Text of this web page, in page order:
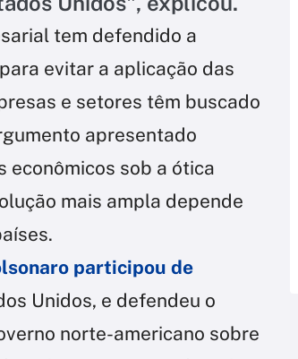
tem defendido a
evitar a aplicação das
e setores têm buscado
apresentado
econômicos sob a ótica
mais ampla depende
participou de
Unidos, e defendeu o
norte-americano sobre